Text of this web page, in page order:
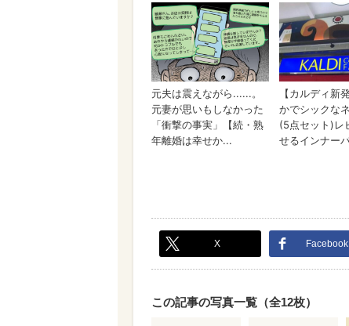
X Facebook
この記事の写真一覧（全12枚）